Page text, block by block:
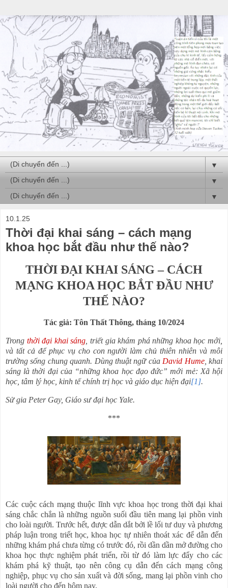
▼
▼
▼
10.1.25
Thời đại khai sáng – cách mạng
khoa học bắt đầu như thế nào?
THỜI ĐẠI KHAI SÁNG – CÁCH
MẠNG KHOA HỌC BẮT ĐẦU NHƯ
THẾ NÀO?
Tác giả: Tôn Thất Thông, tháng 10/2024
Trong thời đại khai sáng , triết gia khám phá những khoa học mới,
và tất cả để phục vụ cho con người làm chủ thiên nhiên và môi
trường sống chung quanh. Dùng thuật ngữ của David Hume, khai
sáng là thời đại của “những khoa học đạo đức” mới mẻ: Xã hội
học, tâm lý học, kinh tế chính trị học và giáo dục hiện đại[1].
Sử gia Peter Gay, Giáo sư đại học Yale.
***
Các cuộc cách mạng thuộc lĩnh vực khoa học trong thời đại khai
sáng chắc chắn là những nguồn suối đầu tiên mang lại phồn vinh
cho loài người. Trước hết, được dẫn dắt bởi lề lối tư duy và phương
pháp luận trong triết học, khoa học tự nhiên thoát xác để dẫn đến
những khám phá chưa từng có trước đó, rồi dần dần mở đường cho
khoa học thực nghiệm phát triển, rồi từ đó làm lực đẩy cho các
khám phá kỹ thuật, tạo nên công cụ dẫn đến cách mạng công
nghiệp, phục vụ cho sản xuất và đời sống, mang lại phồn vinh cho
loài người cho đến hôm nay.